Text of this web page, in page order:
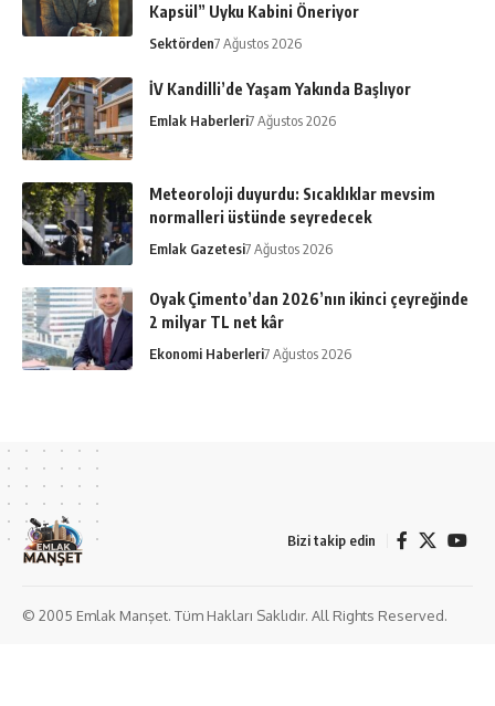
Kapsül” Uyku Kabini Öneriyor
Sektörden7 Ağustos 2026
İV Kandilli’de Yaşam Yakında Başlıyor
Emlak Haberleri7 Ağustos 2026
Meteoroloji duyurdu: Sıcaklıklar mevsim
normalleri üstünde seyredecek
Emlak Gazetesi7 Ağustos 2026
Oyak Çimento’dan 2026’nın ikinci çeyreğinde
2 milyar TL net kâr
Ekonomi Haberleri7 Ağustos 2026
Bizi takip edin
© 2005 Emlak Manşet. Tüm Hakları Saklıdır. All Rights Reserved.